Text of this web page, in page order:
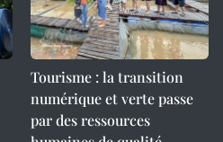
Tourisme : la transition
numérique et verte passe
par des ressources